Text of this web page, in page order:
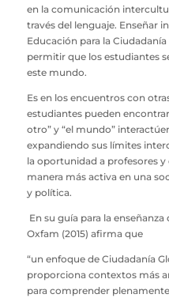
en la comunicación
través del lenguaje. Enseñar
Educación para la
permitir que los estudiantes
este mundo.
Es en los encuentros con
estudiantes pueden
otro” y “el mundo”
expandiendo sus límites
la oportunidad a profesores
manera más activa en una
y política.
En su guía para la
Oxfam (2015) afirma que
“un enfoque de Ciudadanía
proporciona contextos más
para comprender